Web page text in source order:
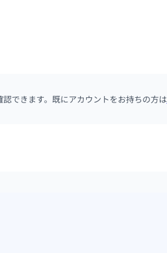
できます。既にアカウントをお持ちの方は